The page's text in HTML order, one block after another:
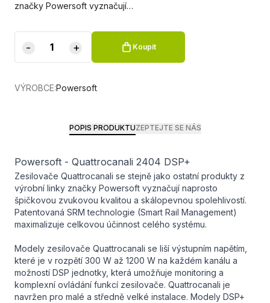
značky Powersoft vyznačují…
- + Koupit
VÝROBCE:Powersoft
POPIS PRODUKTUZEPTEJTE SE NÁS
Powersoft - Quattrocanali 2404 DSP+
Zesilovače Quattrocanali se stejně jako ostatní produkty z
výrobní linky značky Powersoft vyznačují naprosto
špičkovou zvukovou kvalitou a skálopevnou spolehlivostí.
Patentovaná SRM technologie (Smart Rail Management)
maximalizuje celkovou účinnost celého systému.
Modely zesilovače Quattrocanali se liší výstupním napětím,
které je v rozpětí 300 W až 1200 W na každém kanálu a
možností DSP jednotky, která umožňuje monitoring a
komplexní ovládání funkcí zesilovače. Quattrocanali je
navržen pro malé a středně velké instalace. Modely DSP+